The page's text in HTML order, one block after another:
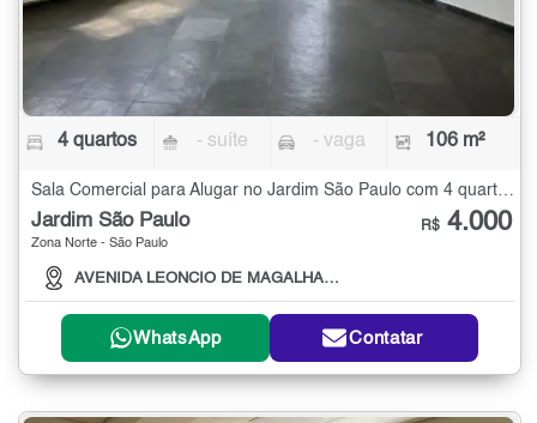
4 quartos - suíte - vaga 106 m²
Sala Comercial para Alugar no Jardim São Paulo com 4 quartos - 106 m²
Jardim São Paulo
Zona Norte - São Paulo
AVENIDA LEONCIO DE MAGALHAES, 1179
R$ 4.000
WhatsApp Contatar